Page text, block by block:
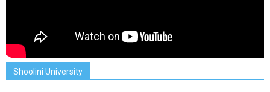
Shoolini University